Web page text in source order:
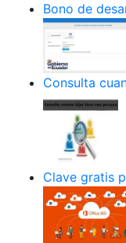
Bono de
Consulta
Clave gratis